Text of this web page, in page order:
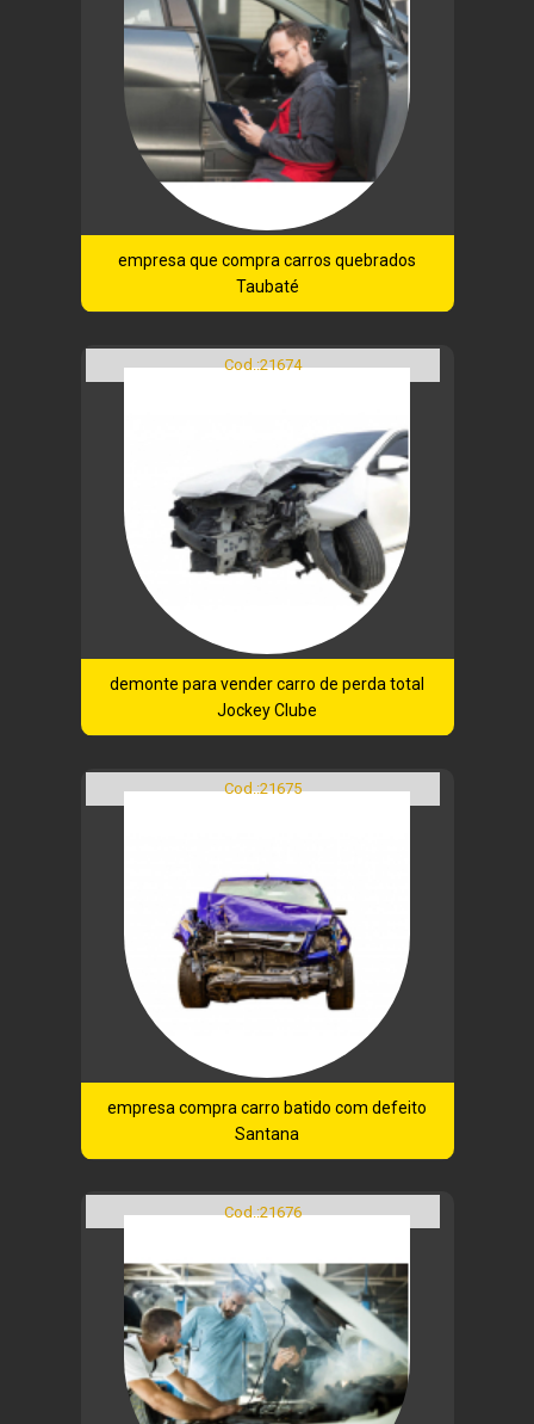
empresa que compra carros quebrados
Taubaté
Cod.:21674
demonte para vender carro de perda total
Jockey Clube
Cod.:21675
empresa compra carro batido com defeito
Santana
Cod.:21676